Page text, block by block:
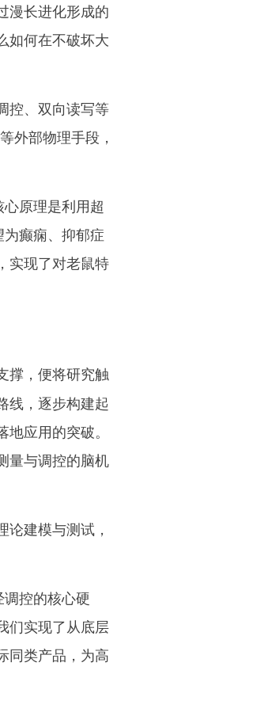
漫长进化形成的
如何在不破坏大
控、双向读写等
外部物理手段，
原理是利用超
癫痫、抑郁症
实现了对老鼠特
撑，便将研究触
线，逐步构建起
应用的突破。
量与调控的脑机
建模与测试，
控的核心硬
们实现了从底层
同类产品，为高